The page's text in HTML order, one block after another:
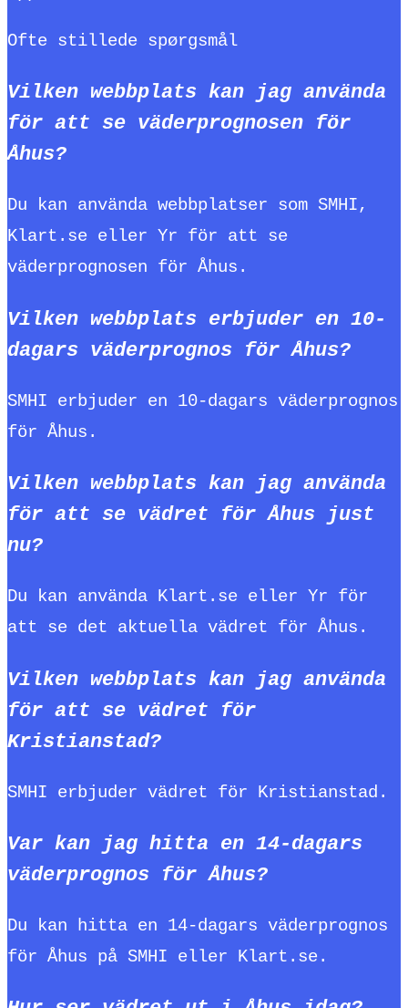
Ofte stillede spørgsmål
Vilken webbplats kan jag använda
för att se väderprognosen för
Åhus?
Du kan använda webbplatser som SMHI,
Klart.se eller Yr för att se
väderprognosen för Åhus.
Vilken webbplats erbjuder en 10-
dagars väderprognos för Åhus?
SMHI erbjuder en 10-dagars väderprognos
för Åhus.
Vilken webbplats kan jag använda
för att se vädret för Åhus just
nu?
Du kan använda Klart.se eller Yr för
att se det aktuella vädret för Åhus.
Vilken webbplats kan jag använda
för att se vädret för
Kristianstad?
SMHI erbjuder vädret för Kristianstad.
Var kan jag hitta en 14-dagars
väderprognos för Åhus?
Du kan hitta en 14-dagars väderprognos
för Åhus på SMHI eller Klart.se.